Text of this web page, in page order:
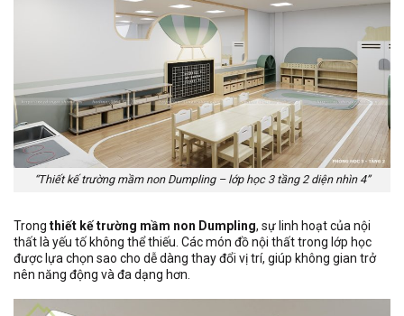
“Thiết kế trường mầm non Dumpling – lớp học 3 tầng 2 diện nhìn 4”
Trong thiết kế trường mầm non Dumpling, sự linh hoạt của nội
thất là yếu tố không thể thiếu. Các món đồ nội thất trong lớp học
được lựa chọn sao cho dễ dàng thay đổi vị trí, giúp không gian trở
nên năng động và đa dạng hơn.